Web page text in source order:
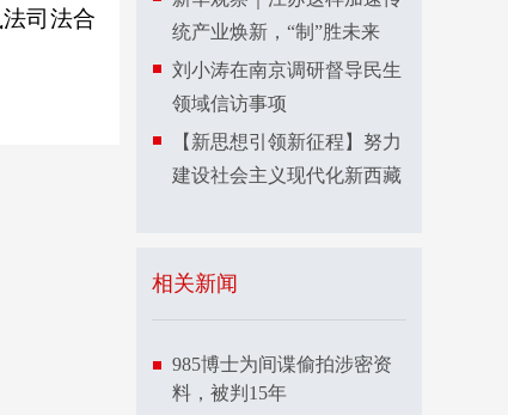
司法合
统产业焕新，“制”胜未来
刘小涛在南京调研督导民生
领域信访事项
【新思想引领新征程】努力
建设社会主义现代化新西藏
相关新闻
985博士为间谍偷拍涉密资
料，被判15年